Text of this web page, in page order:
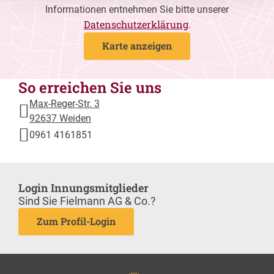
Informationen entnehmen Sie bitte unserer
Datenschutzerklärung.
Karte anzeigen
So erreichen Sie uns
Max-Reger-Str. 3
92637 Weiden
0961 4161851
Login Innungsmitglieder
Sind Sie Fielmann AG & Co.?
Zum Profil-Login